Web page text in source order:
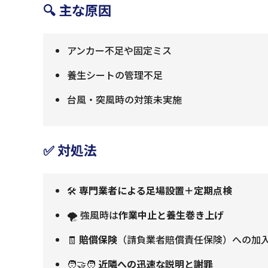
🔍 主な原因
アンカー不足や固定ミス
養生シートの管理不足
台風・突風時の対策未実施
✅ 対処法
🛠️ 専門業者による足場設置＋定期点検
🌪️ 強風時は作業中止と養生巻き上げ
🧾 賠償保険 （請負業者賠償責任保険）への加
🧑‍🤝‍🧑 近隣への迅速な説明と謝罪